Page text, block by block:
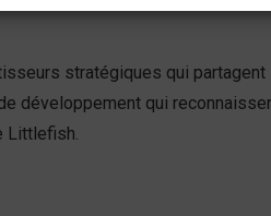
stratégiques qui
développement qui
Littlefish.